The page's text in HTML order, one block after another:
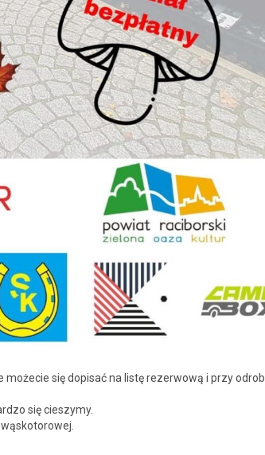
się dopisać na listę rez­er­wową i przy
się cieszymy.